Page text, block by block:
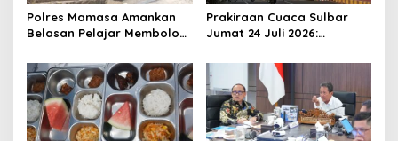
Polres Mamasa Amankan
Belasan Pelajar Membolos
Langsung Diantar Kembali
ke Sekolah
Prakiraan Cuaca Sulbar
Jumat 24 Juli 2026:
Daerah Pesisir Cerah